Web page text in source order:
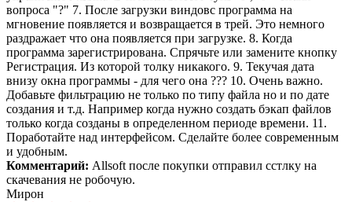
вопроса "?" 7. После загрузки виндовс программа на
мгновение появляется и возвращается в трей. Это немного
раздражает что она появляется при загрузке. 8. Когда
программа зарегистрирована. Спрячьте или замените кнопку
Регистрация. Из которой толку никакого. 9. Текучая дата
внизу окна программы - для чего она ??? 10. Очень важно.
Добавьте фильтрацию не только по типу файла но и по дате
создания и т.д. Например когда нужно создать бэкап файлов
только когда созданы в определенном периоде времени. 11.
Поработайте над интерфейсом. Сделайте более современным
и удобным.
Комментарий: Allsoft после покупки отправил сстлку на
скачевания не робочую.
Мирон